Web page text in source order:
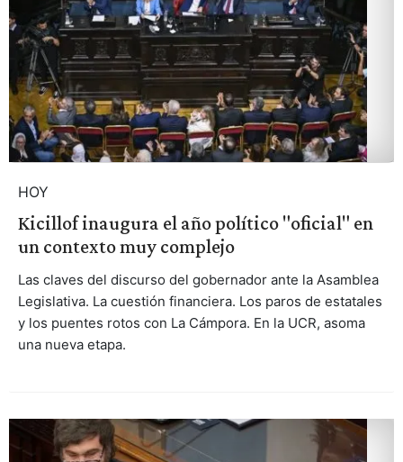
HOY
Kicillof inaugura el año político "oficial" en
un contexto muy complejo
Las claves del discurso del gobernador ante la Asamblea
Legislativa. La cuestión financiera. Los paros de estatales
y los puentes rotos con La Cámpora. En la UCR, asoma
una nueva etapa.